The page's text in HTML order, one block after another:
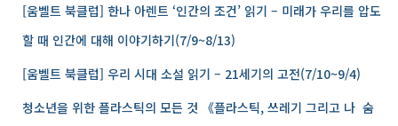
[움벨트 북클럽] 한나 아렌트 ‘인간의 조건’ 읽기 – 미래가 우리를 압도
할 때 인간에 대해 이야기하기(7/9~8/13)
[움벨트 북클럽] 우리 시대 소설 읽기 – 21세기의 고전(7/10~9/4)
청소년을 위한 플라스틱의 모든 것 《플라스틱, 쓰레기 그리고 나 ­ 숨